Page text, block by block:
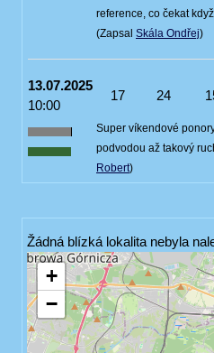
reference, co čekat
(Zapsal Skála Ondřej)
13.07.2025
10:00
17 24
Super víkendové
podvodou až takový
Robert)
Žádná blízká lokalita nebyla